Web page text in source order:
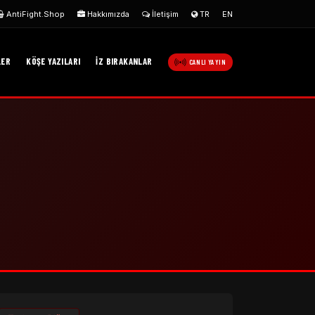
AntiFight.Shop Hakkımızda İletişim TR EN
KÖŞE YAZILARI İZ BIRAKANLAR CANLI YAYIN